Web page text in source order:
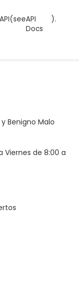
API(seeAPI
Docs
).
Benigno Malo
Viernes de 8:00 a